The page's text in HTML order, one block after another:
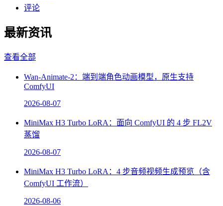
评论
最新资讯
查看全部
Wan-Animate-2：端到端角色动画模型，原生支持
ComfyUI
2026-08-07
MiniMax H3 Turbo LoRA：面向 ComfyUI 的 4 步 FL2V
蒸馏
2026-08-07
MiniMax H3 Turbo LoRA：4 步音频视频生成预览（含
ComfyUI 工作流）
2026-08-06